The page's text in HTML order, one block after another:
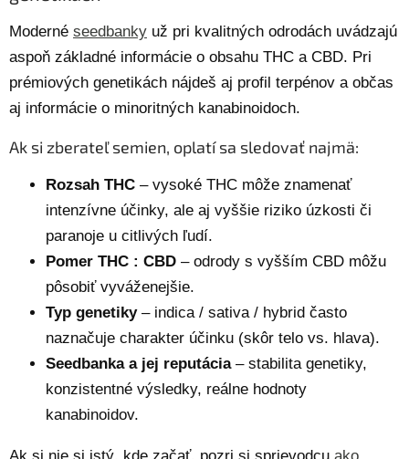
Moderné seedbanky už pri kvalitných odrodách uvádzajú
aspoň základné informácie o obsahu THC a CBD. Pri
prémiových genetikách nájdeš aj profil terpénov a občas
aj informácie o minoritných kanabinoidoch.
Ak si zberateľ semien, oplatí sa sledovať najmä:
Rozsah THC – vysoké THC môže znamenať
intenzívne účinky, ale aj vyššie riziko úzkosti či
paranoje u citlivých ľudí.
Pomer THC : CBD – odrody s vyšším CBD môžu
pôsobiť vyváženejšie.
Typ genetiky– indica / sativa / hybrid často
naznačuje charakter účinku (skôr telo vs. hlava).
Seedbanka a jej reputácia– stabilita genetiky,
konzistentné výsledky, reálne hodnoty
kanabinoidov.